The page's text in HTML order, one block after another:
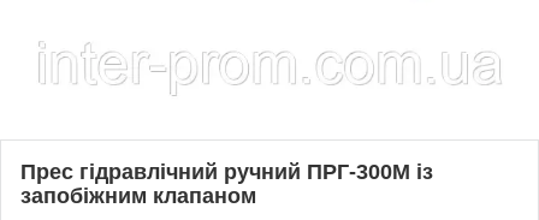
Прес гідравлічний ручний ПРГ-300М із
запобіжним клапаном